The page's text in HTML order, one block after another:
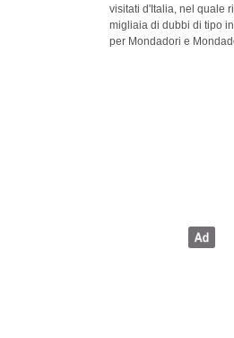
visitati d'Italia, nel quale
migliaia di dubbi di tipo
per Mondadori e